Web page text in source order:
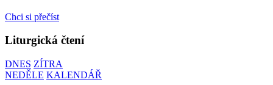
Chci si přečíst
Liturgická čtení
DNES ZÍTRA
NEDĚLE KALENDÁŘ